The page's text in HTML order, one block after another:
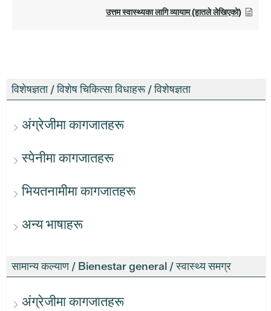
विशेषज्ञता / विशेष चिकित्सा विधाहरू / विशेषज्ञता
अंग्रेजीमा कागजातहरू
स्पेनीमा कागजातहरू
भियतनामीमा कागजातहरू
अन्य भाषाहरू
सामान्य कल्याण / Bienestar general / स्वास्थ्य समग्र
अंग्रेजीमा कागजातहरू
उत्तम स्वास्थ्यका लागि व्यायाम (हातले लेखिएको)